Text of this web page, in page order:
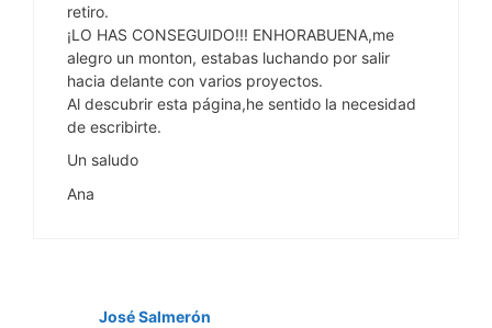
retiro.
¡LO HAS CONSEGUIDO!!! ENHORABUENA,me
alegro un monton, estabas luchando por salir
hacia delante con varios proyectos.
Al descubrir esta página,he sentido la necesidad
de escribirte.
Un saludo
Ana
José Salmerón